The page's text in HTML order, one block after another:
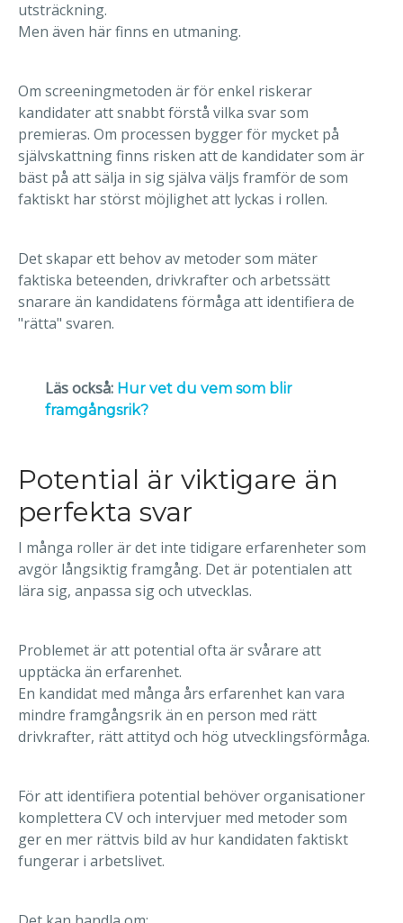
utsträckning.
Men även här finns en utmaning.
Om screeningmetoden är för enkel riskerar
kandidater att snabbt förstå vilka svar som
premieras. Om processen bygger för mycket på
självskattning finns risken att de kandidater som är
bäst på att sälja in sig själva väljs framför de som
faktiskt har störst möjlighet att lyckas i rollen.
Det skapar ett behov av metoder som mäter
faktiska beteenden, drivkrafter och arbetssätt
snarare än kandidatens förmåga att identifiera de
"rätta" svaren.
Läs också: Hur vet du vem som blir
framgångsrik?
Potential är viktigare än
perfekta svar
I många roller är det inte tidigare erfarenheter som
avgör långsiktig framgång. Det är potentialen att
lära sig, anpassa sig och utvecklas.
Problemet är att potential ofta är svårare att
upptäcka än erfarenhet.
En kandidat med många års erfarenhet kan vara
mindre framgångsrik än en person med rätt
drivkrafter, rätt attityd och hög utvecklingsförmåga.
För att identifiera potential behöver organisationer
komplettera CV och intervjuer med metoder som
ger en mer rättvis bild av hur kandidaten faktiskt
fungerar i arbetslivet.